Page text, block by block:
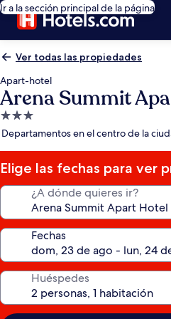
Ir a la sección principal de la página
Ver todas las propiedades
Apart-hotel
Arena Summit
Propiedad
de
estrellas
Departamentos en el centro de la
Elige las fechas para ver
¿A dónde quieres ir?
Fechas
Huéspedes